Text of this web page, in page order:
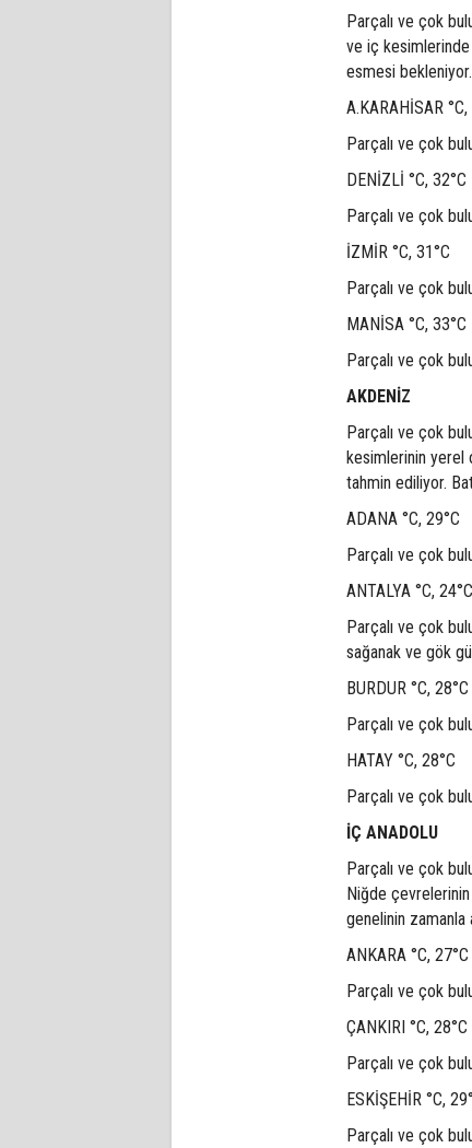
Parçalı ve çok
ve iç
esmesi
A.KARAHİSAR °C,
Parçalı ve çok
DENİZLİ °C, 32°C
Parçalı ve çok
İZMİR °C, 31°C
Parçalı ve çok
MANİSA °C, 33°C
Parçalı ve çok
AKDENİZ
Parçalı ve çok
kesimlerinin yerel
tahmin ediliyor.
ADANA °C, 29°C
Parçalı ve çok
ANTALYA °C, 24°C
Parçalı ve çok
sağanak ve gök
BURDUR °C, 28°C
Parçalı ve çok
HATAY °C, 28°C
Parçalı ve çok
İÇ ANADOLU
Parçalı ve çok
Niğde
genelinin
ANKARA °C, 27°C
Parçalı ve çok
ÇANKIRI °C, 28°C
Parçalı ve çok
ESKİŞEHİR °C,
Parçalı ve çok